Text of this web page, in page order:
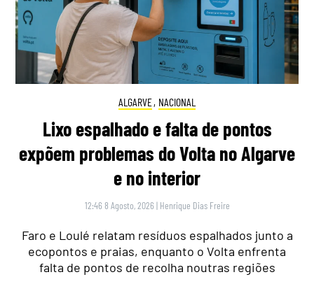
ALGARVE, NACIONAL
Lixo espalhado e falta de pontos
expõem problemas do Volta no Algarve
e no interior
12:46 8 Agosto, 2026 | Henrique Dias Freire
Faro e Loulé relatam resíduos espalhados junto a
ecopontos e praias, enquanto o Volta enfrenta
falta de pontos de recolha noutras regiões